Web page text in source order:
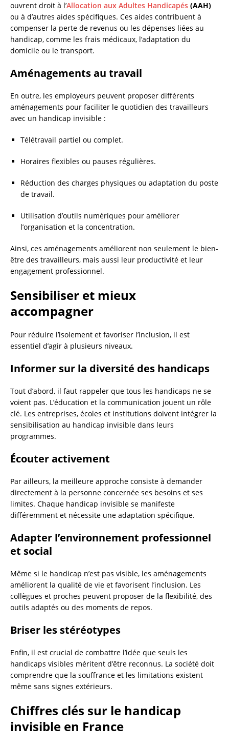
ouvrent droit à l’Allocation aux Adultes Handicapés (AAH)
ou à d’autres aides spécifiques. Ces aides contribuent à
compenser la perte de revenus ou les dépenses liées au
handicap, comme les frais médicaux, l’adaptation du
domicile ou le transport.
Aménagements au travail
En outre, les employeurs peuvent proposer différents
aménagements pour faciliter le quotidien des travailleurs
avec un handicap invisible :
Télétravail partiel ou complet.
Horaires flexibles ou pauses régulières.
Réduction des charges physiques ou adaptation du poste
de travail.
Utilisation d’outils numériques pour améliorer
l’organisation et la concentration.
Ainsi, ces aménagements améliorent non seulement le bien-
être des travailleurs, mais aussi leur productivité et leur
engagement professionnel.
Sensibiliser et mieux
accompagner
Pour réduire l’isolement et favoriser l’inclusion, il est
essentiel d’agir à plusieurs niveaux.
Informer sur la diversité des handicaps
Tout d’abord, il faut rappeler que tous les handicaps ne se
voient pas. L’éducation et la communication jouent un rôle
clé. Les entreprises, écoles et institutions doivent intégrer la
sensibilisation au handicap invisible dans leurs
programmes.
Écouter activement
Par ailleurs, la meilleure approche consiste à demander
directement à la personne concernée ses besoins et ses
limites. Chaque handicap invisible se manifeste
différemment et nécessite une adaptation spécifique.
Adapter l’environnement professionnel
et social
Même si le handicap n’est pas visible, les aménagements
améliorent la qualité de vie et favorisent l’inclusion. Les
collègues et proches peuvent proposer de la flexibilité, des
outils adaptés ou des moments de repos.
Briser les stéréotypes
Enfin, il est crucial de combattre l’idée que seuls les
handicaps visibles méritent d’être reconnus. La société doit
comprendre que la souffrance et les limitations existent
même sans signes extérieurs.
Chiffres clés sur le handicap
invisible en France